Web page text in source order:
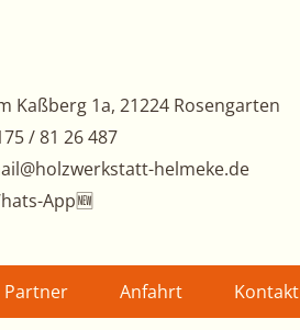
Kaßberg 1a, 21224 Rosengarten
/ 81 26 487
helmeke.de
App🆕
Partner Anfahrt Kontakt